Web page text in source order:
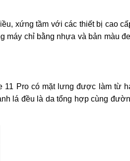
xứng tầm với các thiết bị cao
máy chỉ bằng nhựa và bản màu
11 Pro có mặt lưng được làm từ
lá đều là da tổng hợp cùng